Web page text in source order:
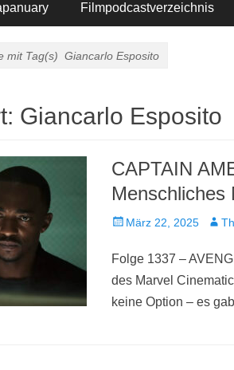
Filmpodcastverzeichnis
mit Tag(s) Giancarlo Esposito
Giancarlo Esposito
CAPTAIN
Menschliches
Veröffentlicht
März 22, 2025 Autor
Folge 1337 –
des Marvel
keine Option – es